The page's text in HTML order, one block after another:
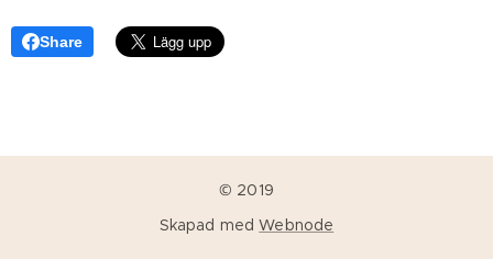
Share
© 2019
Skapad medWebnode